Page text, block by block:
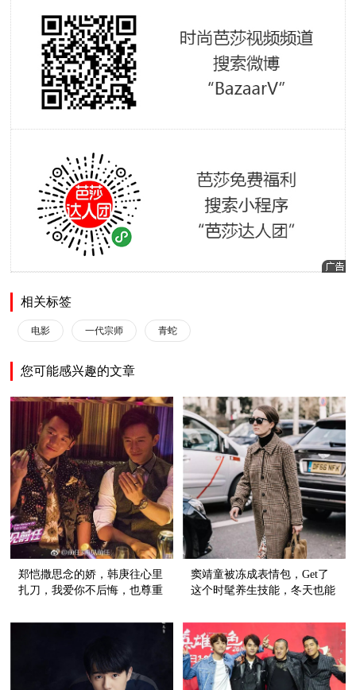
相关标签
电影 一代宗师 青蛇
您可能感兴趣的文章
郑恺撒思念的娇，韩庚往心里
扎刀，我爱你不后悔，也尊重
窦靖童被冻成表情包，Get了
这个时髦养生技能，冬天也能